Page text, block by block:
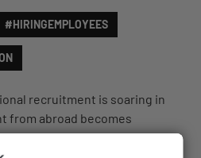
#HIRINGEMPLOYEES
recruitment is soaring in
from abroad becomes